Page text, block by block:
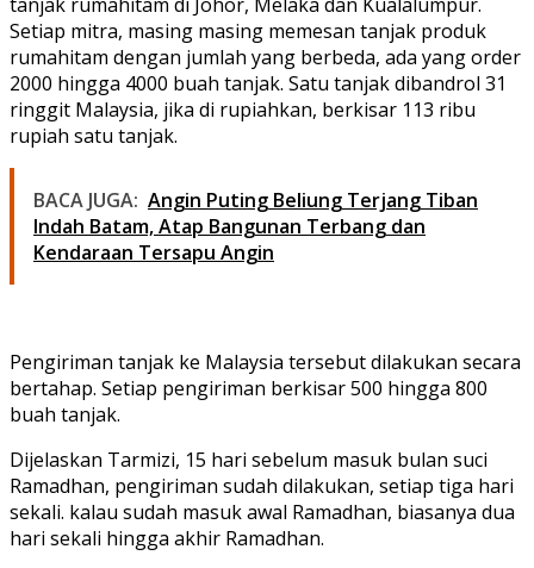
Setiap mitra, masing masing memesan tanjak produk
rumahitam dengan jumlah yang berbeda, ada yang order
2000 hingga 4000 buah tanjak. Satu tanjak dibandrol 31
ringgit Malaysia, jika di rupiahkan, berkisar 113 ribu
rupiah satu tanjak.
BACA JUGA: Angin Puting Beliung Terjang Tiban
Indah Batam, Atap Bangunan Terbang dan
Kendaraan Tersapu Angin
Pengiriman tanjak ke Malaysia tersebut dilakukan secara
bertahap. Setiap pengiriman berkisar 500 hingga 800
buah tanjak.
Dijelaskan Tarmizi, 15 hari sebelum masuk bulan suci
Ramadhan, pengiriman sudah dilakukan, setiap tiga hari
sekali. kalau sudah masuk awal Ramadhan, biasanya dua
hari sekali hingga akhir Ramadhan.